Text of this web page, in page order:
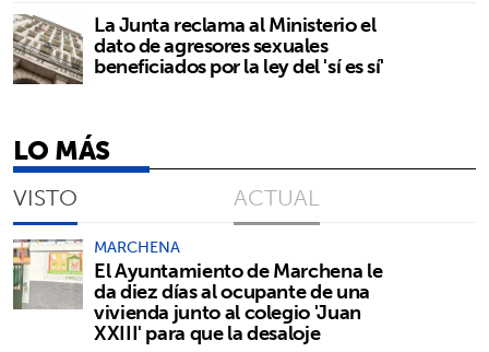
La Junta reclama al Ministerio el
dato de agresores sexuales
beneficiados por la ley del 'sí es sí'
LO MÁS
VISTO ACTUAL
MARCHENA
El Ayuntamiento de Marchena le
da diez días al ocupante de una
vivienda junto al colegio 'Juan
XXIII' para que la desaloje